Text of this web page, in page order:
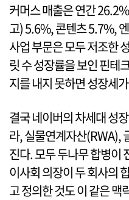
커머스 매출은 연간
고) 5.6%, 콘텐츠 5.7%,
사업 부문은 모두 저조한
릿 수 성장률을 보인 핀테
지를 내지 못하면 성장세
결국 네이버의 차세대 성
라, 실물연계자산(RWA),
진다. 모두 두나무 합병이
이사회 의장이 두 회사의
고 정의한 것도 이 같은